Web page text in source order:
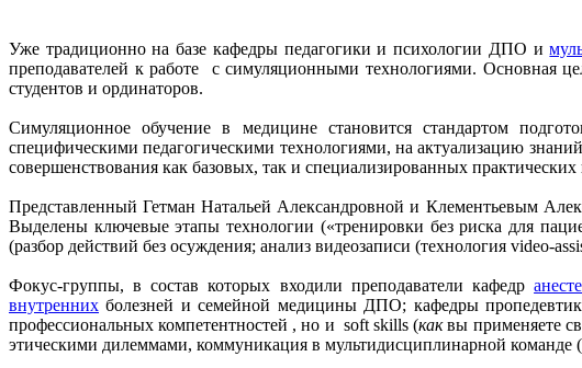
Уже традиционно на базе кафедры педагогики и психологии ДПО и
преподавателей к работе с симуляционными технологиями. Основная
студентов и ординаторов.
Симуляционное обучение в медицине становится стандартом
специфическими педагогическими технологиями, на актуализацию
совершенствования как базовых, так и специализированных
Представленный Гетман Натальей Александровной и Клементьевым
Выделены ключевые этапы технологии («тренировки без риска для
(разбор действий без осуждения; анализ видеозаписи (технология video-
Фокус-группы, в состав которых входили преподаватели кафедр
внутренних болезней и семейной медицины ДПО; кафедры
профессиональных компетентностей , но и soft skills (каквы применяете
этическими дилеммами, коммуникация в мультидисциплинарной команде